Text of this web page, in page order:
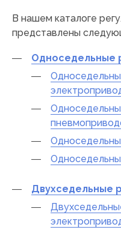
В нашем каталоге
представлены
Односедельные
Двухседельные